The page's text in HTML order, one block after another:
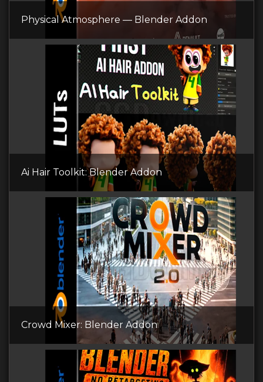
Physical Atmosphere — Blender Addon
Ai Hair Toolkit: Blender Addon
Crowd Mixer: Blender Addon